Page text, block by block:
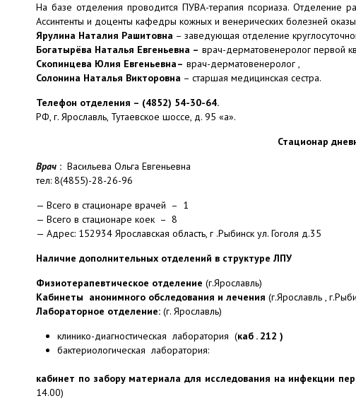
На базе отделения проводится ПУВА-терапия псориаза. Отделение
Ассинтенты и доценты кафедры кожных и венерических болезней
Ярулина Наталия Рашитовна – заведующая отделение
Богатырёва Наталья Евгеньевна – врач-дерматовенеролог первой
Скопинцева Юлия Евгеньевна– врач-дерматовенеролог ,
Солонина Наталья Викторовна – старшая медицинская сестра.
Телефон отделения – (4852) 54-30-64.
РФ, г. Ярославль, Тутаевское шоссе, д. 95 «а».
Стационар
Врач : Васильева Ольга Евгеньевна
тел: 8(4855)-28-26-96
— Всего в стационаре врачей – 1
— Всего в стационаре коек – 8
— Адрес: 152934 Ярославская область, г .Рыбинск ул. Гоголя д.35
Наличие дополнительных отделений в структуре ЛПУ
Физиотерапевтическое отделение(г.Ярославль)
Кабинеты анонимного обследования и лечения(г.Ярославль ,
Лабораторное отделение: (г. Ярославль)
клинико-диагностическая лаборатория (каб . 212 )
бактериологическая лаборатория:
кабинет по забору материала для исследования на инфекции
14.00)